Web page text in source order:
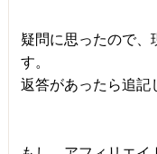
疑問に思ったので、
す。
返答があったら追記